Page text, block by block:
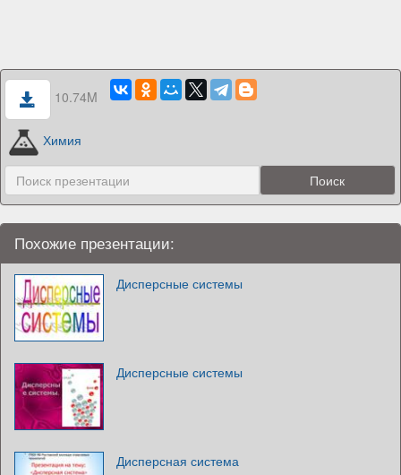
10.74M
Химия
Похожие презентации:
Дисперсные системы
Дисперсные системы
Дисперсная система